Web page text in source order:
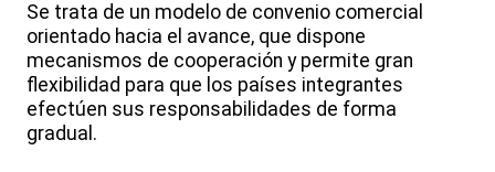
Se trata de un modelo de convenio comercial
orientado hacia el avance, que dispone
mecanismos de cooperación y permite gran
flexibilidad para que los países integrantes
efectúen sus responsabilidades de forma
gradual.